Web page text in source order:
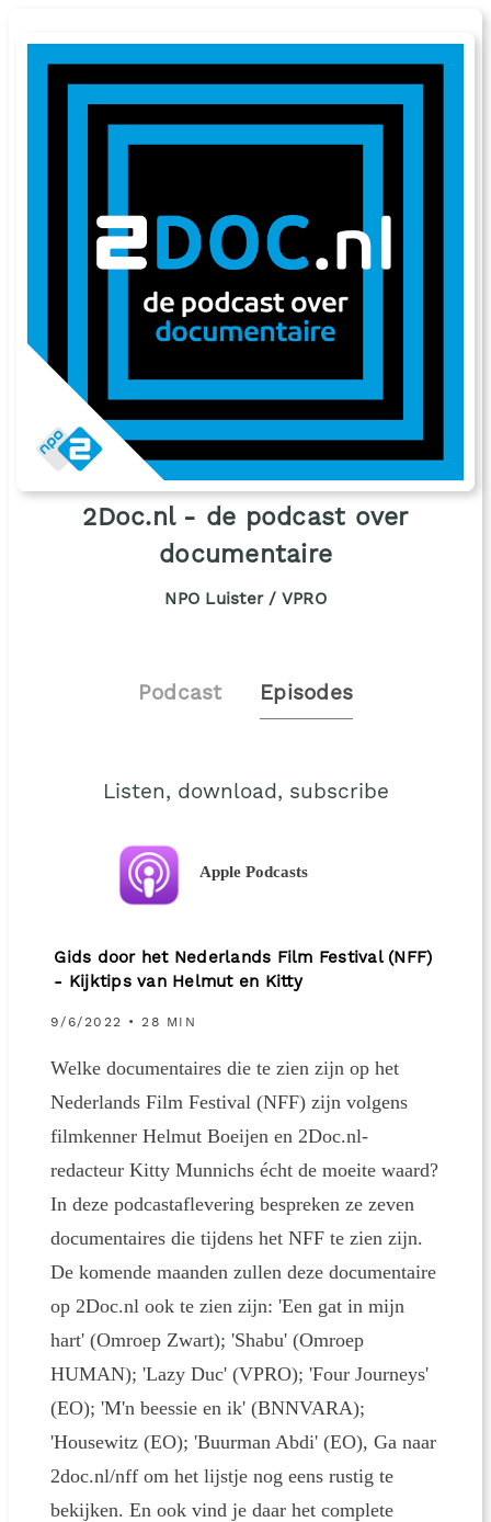
2Doc.nl - de podcast over
documentaire
NPO Luister / VPRO
Podcast Episodes
Listen, download, subscribe
Apple Podcasts
Gids door het Nederlands Film Festival (NFF)
- Kijktips van Helmut en Kitty
9/6/2022 • 28 MIN
Welke documentaires die te zien zijn op het
Nederlands Film Festival (NFF) zijn volgens
filmkenner Helmut Boeijen en 2Doc.nl-
redacteur Kitty Munnichs écht de moeite waard?
In deze podcastaflevering bespreken ze zeven
documentaires die tijdens het NFF te zien zijn.
De komende maanden zullen deze documentaire
op 2Doc.nl ook te zien zijn: 'Een gat in mijn
hart' (Omroep Zwart); 'Shabu' (Omroep
HUMAN); 'Lazy Duc' (VPRO); 'Four Journeys'
(EO); 'M'n beessie en ik' (BNNVARA);
'Housewitz (EO); 'Buurman Abdi' (EO), Ga naar
2doc.nl/nff om het lijstje nog eens rustig te
bekijken. En ook vind je daar het complete